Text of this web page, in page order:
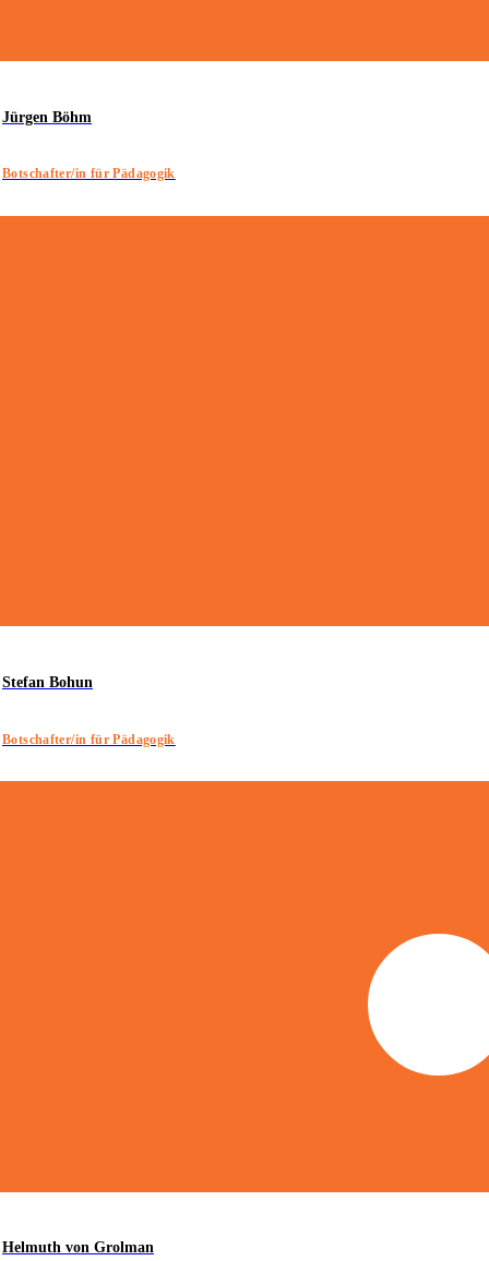
Jürgen Böhm
Botschafter/in für Pädagogik
Stefan Bohun
Botschafter/in für Pädagogik
Helmuth von Grolman